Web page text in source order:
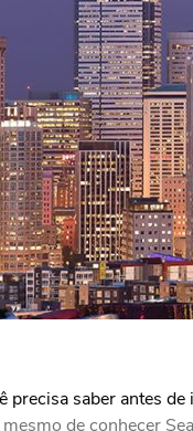
precisa saber antes de
de conhecer